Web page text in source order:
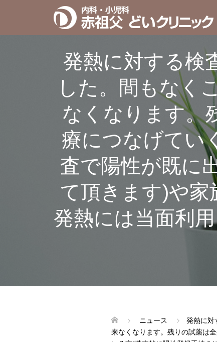
発熱に対する検
した。間もなく
なくなります。
療につなげてい
査で陽性が既に
て頂きます)や家
発熱には当面利
ニュース
発熱に対
来なくなります。残りの試薬は